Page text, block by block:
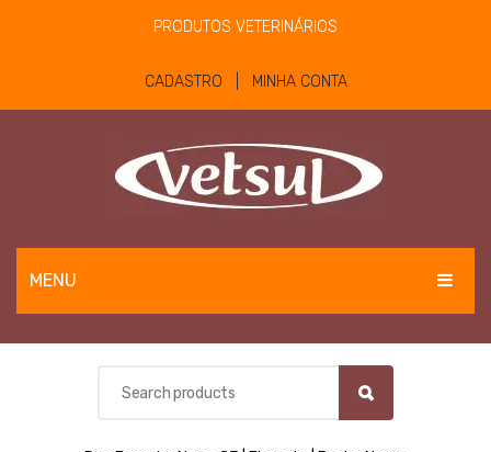
PRODUTOS VETERINÁRIOS
CADASTRO | MINHA CONTA
MENU
EQUINOS
BOVINOS E OVINOS